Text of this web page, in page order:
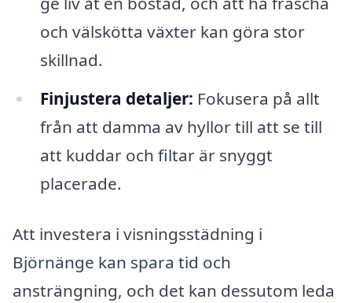
och välskötta växter kan göra stor
skillnad.
Finjustera detaljer: Fokusera på allt
från att damma av hyllor till att se till
att kuddar och filtar är snyggt
placerade.
Att investera i visningsstädning i
Björnänge kan spara tid och
ansträngning, och det kan dessutom leda